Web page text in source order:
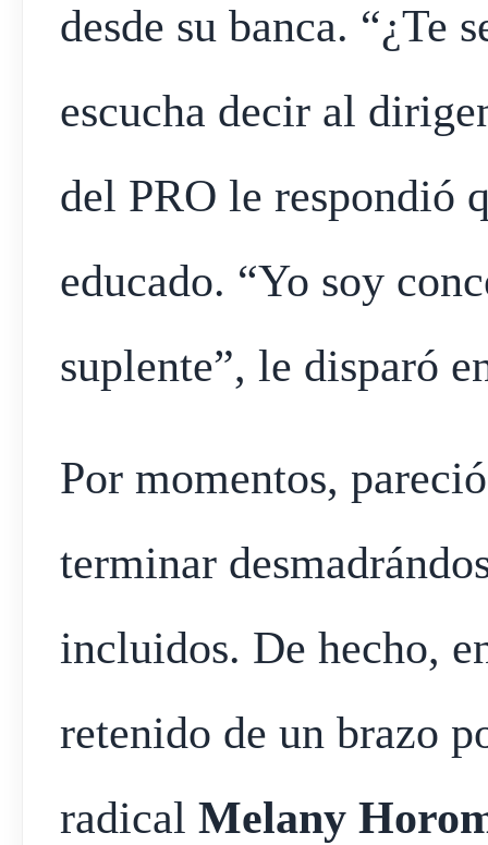
desde su banca. “¿Te
escucha decir al
del PRO le respondió
educado. “Yo soy
suplente”, le disparó
Por momentos,
terminar
incluidos. De hecho,
retenido de un brazo
radical Melany